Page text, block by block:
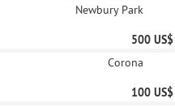
Newbury Park
500 US$
Corona
100 US$